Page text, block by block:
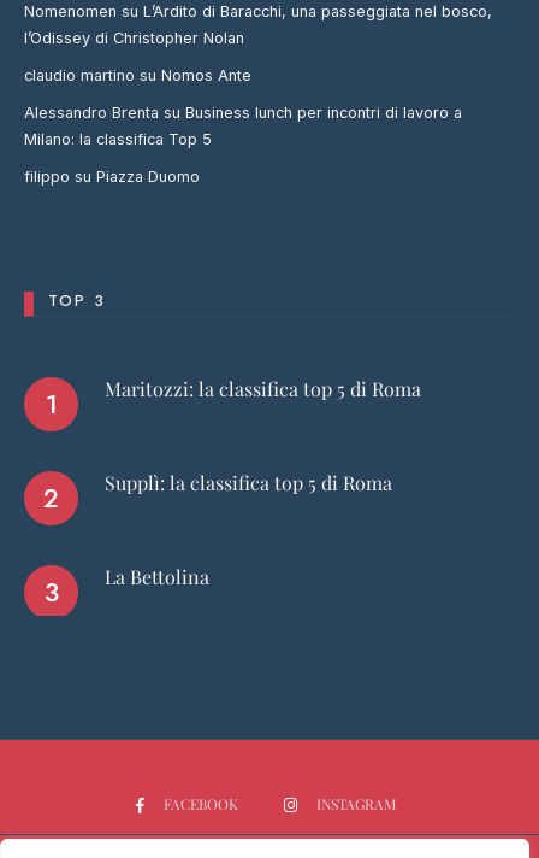
Nomenomen su L’Ardito di Baracchi, una passeggiata nel bosco,
l’Odissey di Christopher Nolan
claudio martino su Nomos Ante
Alessandro Brenta su Business lunch per incontri di lavoro a
Milano: la classifica Top 5
filippo su Piazza Duomo
TOP 3
Maritozzi: la classifica top 5 di Roma
Supplì: la classifica top 5 di Roma
La Bettolina
FACEBOOK INSTAGRAM